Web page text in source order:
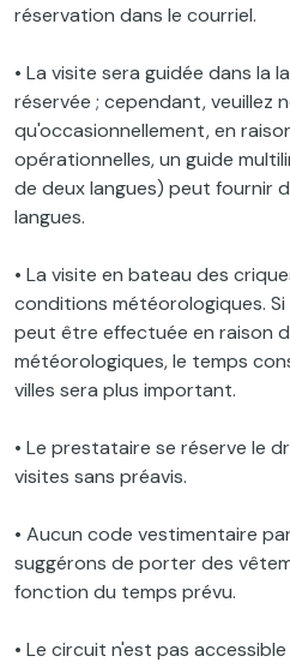
réservation dans le courriel.
• La visite sera guidée dans la
réservée ; cependant, veuillez
qu'occasionnellement, en
opérationnelles, un guide
de deux langues) peut fournir
langues.
• La visite en bateau des
conditions météorologiques.
peut être effectuée en raison
météorologiques, le temps
villes sera plus important.
• Le prestataire se réserve le
visites sans préavis.
• Aucun code vestimentaire
suggérons de porter des
fonction du temps prévu.
• Le circuit n'est pas